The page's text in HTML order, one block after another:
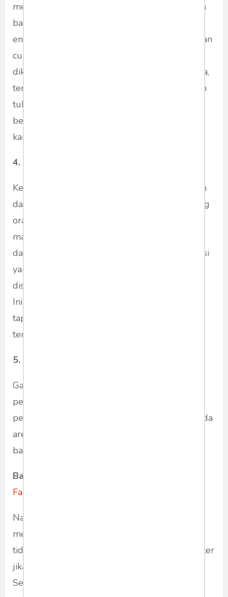
mengalami kesulitan mengangkat bahu adalah
bahwa mereka memiliki sedikit atau tidak ada
energi dan tampaknya tidak dapat menghasilkan
cukup energi. Robekan tendon secara medis
dikenal sebagai robekan rotator cuff Di usia tua,
terkadang penyakit datang karena kemampuan
tubuh untuk berfungsi berkurang.. Sebagian
besar penyebab nyeri bahu pada lansia adalah
karena usia.
4. Sendi
Ketidakstabilan sendi bahu ini adalah kebalikan
dari robekan tendon, yang terutama menyerang
orang tua. Kondisi kesehatan ini dapat menjadi
masalah bagi orang muda yang berpartisipasi
dalam olahraga dan kegiatan bela diri. Dislokasi
yang menyebabkan nyeri pada bahu dapat
disebabkan oleh aktivitas fisik yang berlebihan.
Ini adalah gangguan. Sebenarnya bisa diatasi,
tapi setelah itu harus sangat hati-hati karena
terkadang fungsi tubuh tidak kembali normal.
5. Bursitis
Gangguan pada Bursitis yang merupakan
pelindung tulang dan otot bahu mengalami
penurunan fungsi. Penggunaan berlebihan pada
area ini dapat menyebabkan nyeri hebat ketika
bahu digerakkan ke depan atau ke atas.
Baca juga:
Farmasi Penting
Nah itu dia beberapa kemungkinan jika Anda
mengalami nyeri pada bahu. Nyeri pada bahu
tidak boleh di sepelekan, cepat periksa ke dokter
jika itu sudah mengganggu aktivitas Anda.
Semoga artikel ini bermanfaat.